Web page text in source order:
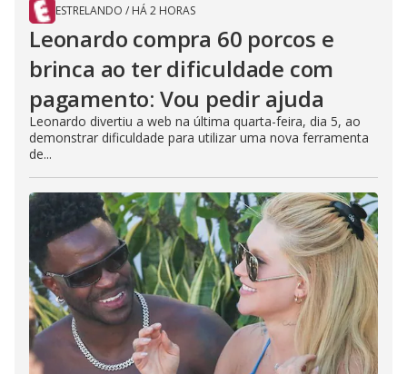
ESTRELANDO / HÁ 2 HORAS
Leonardo compra 60 porcos e
brinca ao ter dificuldade com
pagamento: Vou pedir ajuda
Leonardo divertiu a web na última quarta-feira, dia 5, ao
demonstrar dificuldade para utilizar uma nova ferramenta
de...